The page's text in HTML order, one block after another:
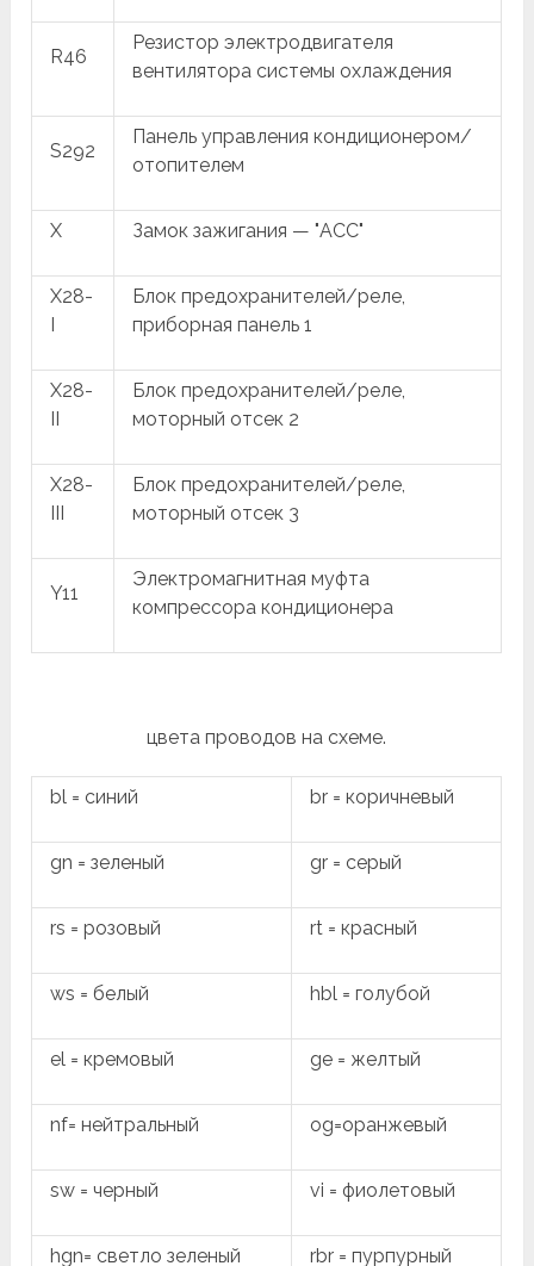
R46
Резистор электродвигателя
вентилятора системы охлаждения
S292
Панель управления кондиционером/
отопителем
X Замок зажигания — "ACC"
X28-
Блок предохранителей/реле,
приборная панель 1
X28-
Блок предохранителей/реле,
моторный отсек 2
X28-
Блок предохранителей/реле,
моторный отсек 3
Y11
Электромагнитная муфта
компрессора кондиционера
цвета проводов на схеме.
bl = синий br = коричневый
gn = зеленый gr = серый
rs = розовый rt = красный
ws = белый hbl = голубой
el = кремовый ge = желтый
nf= нейтральный og=оранжевый
sw = черный vi = фиолетовый
hgn= светло зеленый rbr = пурпурный